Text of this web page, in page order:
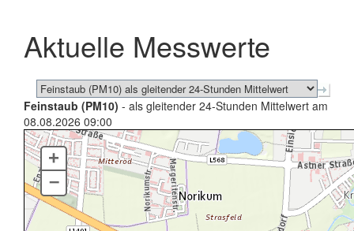
schließen
Aktuelle Messwerte
Feinstaub (PM10) - als gleitender 24-Stunden Mittelwert am
08.08.2026 09:00
+
–